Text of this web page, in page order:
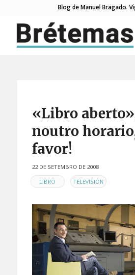
Blog de Manuel Bragado.
«Libro
noutro
favor!
22 DE SETEMBRO DE 2008
EN
LIBRO , TELEVISIÓN